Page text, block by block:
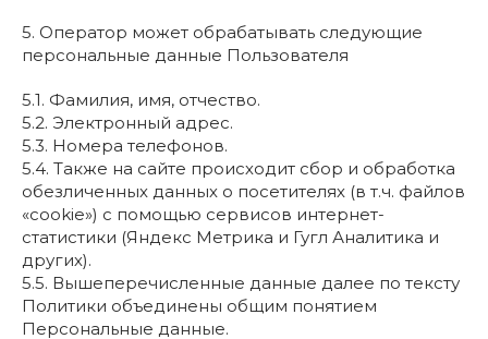
5. Оператор может обрабатывать следующие
персональные данные Пользователя
5.1. Фамилия, имя, отчество.
5.2. Электронный адрес.
5.3. Номера телефонов.
5.4. Также на сайте происходит сбор и обработка
обезличенных данных о посетителях (в т.ч. файлов
«cookie») с помощью сервисов интернет-
статистики (Яндекс Метрика и Гугл Аналитика и
других).
5.5. Вышеперечисленные данные далее по тексту
Политики объединены общим понятием
Персональные данные.